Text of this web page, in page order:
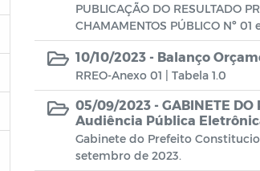
PUBLICAÇÃO DO RESULTADO
CHAMAMENTOS PÚBLICO Nº 01
10/10/2023 - Balanço
RREO-Anexo 01 | Tabela 1.0
05/09/2023 - GABINETE DO
Audiência Pública
Gabinete do Prefeito
setembro de 2023.